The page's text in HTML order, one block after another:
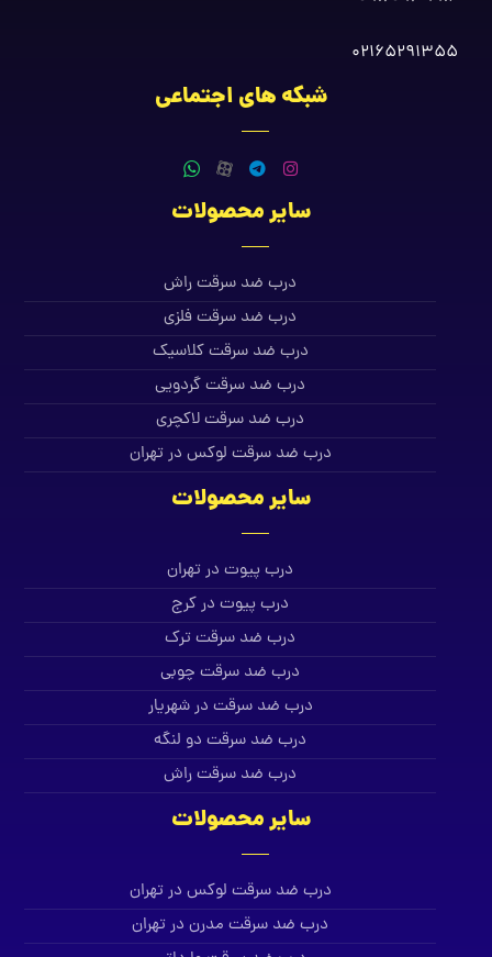
02165291355
شبکه های اجتماعی
سایر محصولات
درب ضد سرقت راش
درب ضد سرقت فلزی
درب ضد سرقت کلاسیک
درب ضد سرقت گردویی
درب ضد سرقت لاکچری
درب ضد سرقت لوکس در تهران
سایر محصولات
درب پیوت در تهران
درب پیوت در کرج
درب ضد سرقت ترک
درب ضد سرقت چوبی
درب ضد سرقت در شهریار
درب ضد سرقت دو لنگه
درب ضد سرقت راش
سایر محصولات
درب ضد سرقت لوکس در تهران
درب ضد سرقت مدرن در تهران